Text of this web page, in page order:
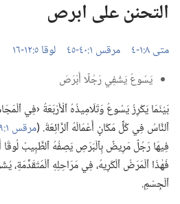
التحنن على ابرص
متى ٨:‏​١-‏٤ مرقس ١:‏​٤٠-‏٤٥
لوقا ٥:‏​١٢-‏١٦
يَسُوعُ يَشْفِي رَجُلًا أَبْرَصَ
بَيْنَمَا يَكْرِزُ يَسُوعُ وَتَلَامِيذُهُ ٱلْأَرْبَعَةُ ‹فِي
ٱلنَّاسُ فِي كُلِّ مَكَانٍ أَعْمَالَهُ ٱلرَّائِعَةَ.‏ (‏مرقس ١:‏٣٩
فِيهَا رَجُلٌ مَرِيضٌ بِٱلْبَرَصِ يَصِفُهُ ٱلطَّبِيبُ لُوقَا
فَهٰذَا ٱلْمَرَضُ ٱلْكَرِيهُ،‏ فِي مَرَاحِلِهِ ٱلْمُتَقَدِّمَةِ،‏
ٱلْجِسْمِ.‏